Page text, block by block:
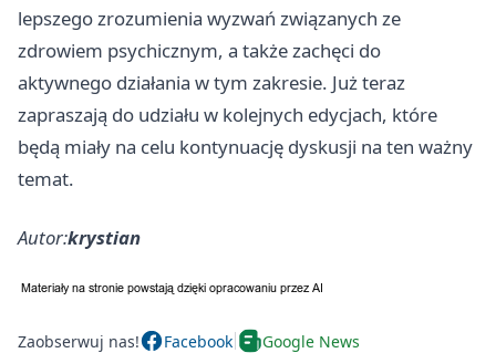
lepszego zrozumienia wyzwań związanych ze
zdrowiem psychicznym, a także zachęci do
aktywnego działania w tym zakresie. Już teraz
zapraszają do udziału w kolejnych edycjach, które
będą miały na celu kontynuację dyskusji na ten ważny
temat.
Autor:krystian
Zaobserwuj nas! Facebook Google News